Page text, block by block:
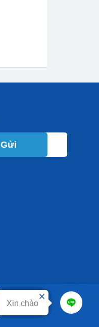
Xin chào
Gửi
DỊCH VỤ